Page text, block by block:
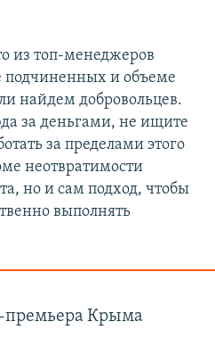
из топ-менеджеров
подчиненных и объеме
найдем добровольцев.
за деньгами, не ищите
за пределами этого
неотвратимости
но и сам подход, чтобы
выполнять
премьера Крыма